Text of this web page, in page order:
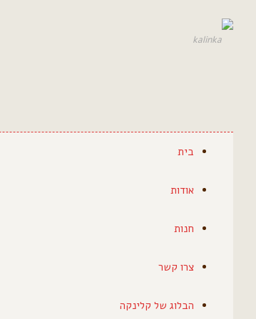
בית
אודות
חנות
צרו קשר
הבלוג של קלינקה